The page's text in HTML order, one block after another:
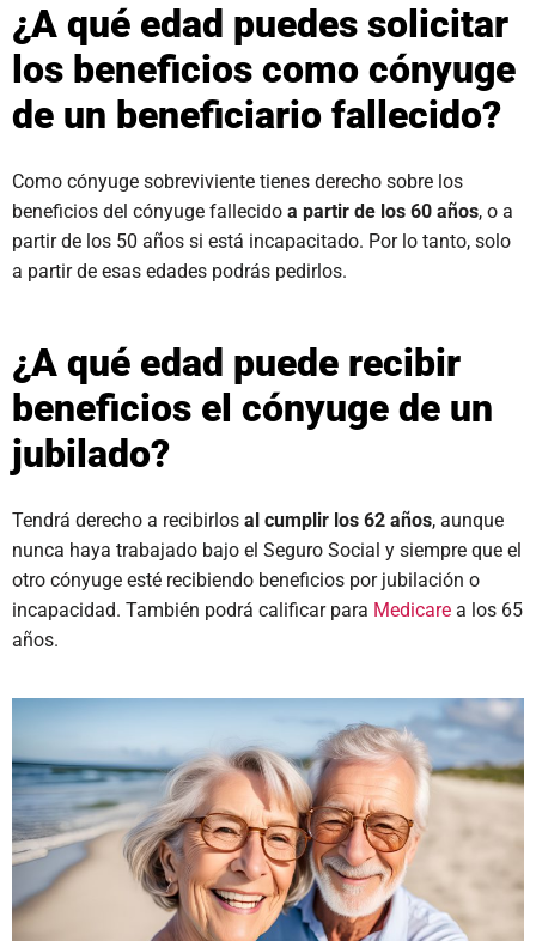
¿A qué edad puedes solicitar
los beneficios como cónyuge
de un beneficiario fallecido?
Como cónyuge sobreviviente tienes derecho sobre los
beneficios del cónyuge fallecido a partir de los 60 años, o a
partir de los 50 años si está incapacitado. Por lo tanto, solo
a partir de esas edades podrás pedirlos.
¿A qué edad puede recibir
beneficios el cónyuge de un
jubilado?
Tendrá derecho a recibirlos al cumplir los 62 años, aunque
nunca haya trabajado bajo el Seguro Social y siempre que el
otro cónyuge esté recibiendo beneficios por jubilación o
incapacidad. También podrá calificar para Medicare a los 65
años.